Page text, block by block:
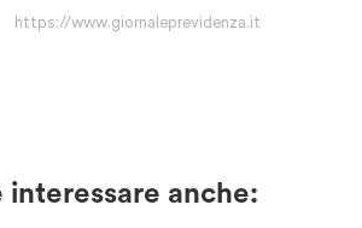
https://www.giornaleprevidenza.it
anche: